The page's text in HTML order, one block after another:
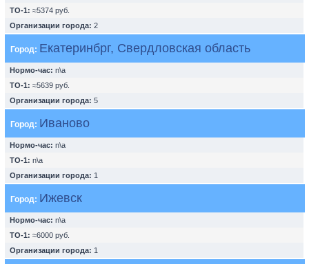
ТО-1: ≈5374 руб.
Организации города: 2
Город: Екатеринбрг, Свердловская область
Нормо-час: n\a
ТО-1: ≈5639 руб.
Организации города: 5
Город: Иваново
Нормо-час: n\a
ТО-1: n\a
Организации города: 1
Город: Ижевск
Нормо-час: n\a
ТО-1: ≈6000 руб.
Организации города: 1